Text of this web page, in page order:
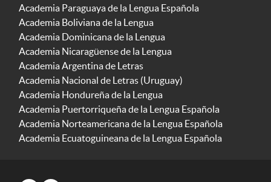
Academia Paraguaya de la Lengua Española
Academia Boliviana de la Lengua
Academia Dominicana de la Lengua
Academia Nicaragüense de la Lengua
Academia Argentina de Letras
Academia Nacional de Letras (Uruguay)
Academia Hondureña de la Lengua
Academia Puertorriqueña de la Lengua Española
Academia Norteamericana de la Lengua Española
Academia Ecuatoguineana de la Lengua Española